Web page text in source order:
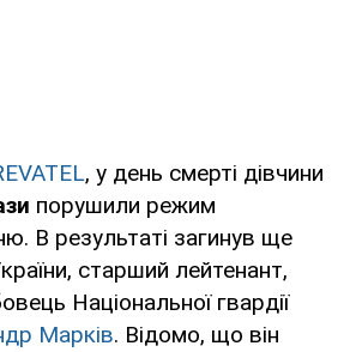
, у день смерті дівчини
порушили режим
В результаті загинув ще
старший лейтенант,
Національної гвардії
Марків. Відомо, що він